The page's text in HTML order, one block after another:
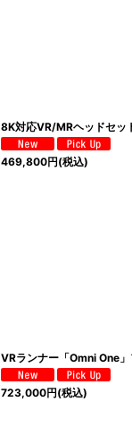
8K対応VR/MRヘッドセッ
469,800円(税込)
VRランナー「Omni One
723,000円(税込)